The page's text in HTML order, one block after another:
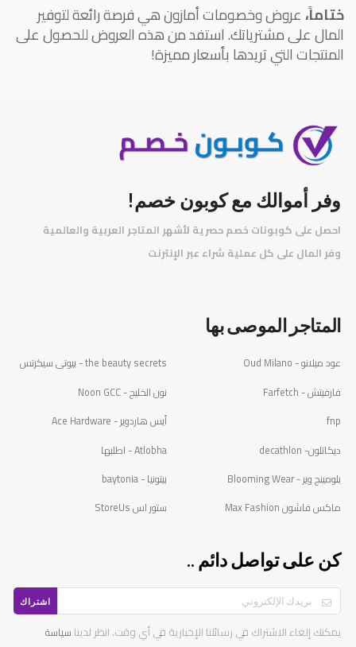
ختاماً،عروض وخصومات أمازون هي فرصة رائعة لتوفير
المال على مشترياتك. استفد من هذه العروض للحصول على
المنتجات التي تريدها بأسعار مميزة!
وفر أموالك مع كوبون خصم!
احصل على كوبونات خصم حصرية لأشهر المتاجر العربية والعالمية
وفر المال على كل عملية شراء عبر الإنترنت
المتاجر الموصى بها
عود ميلانو - Oud Milano
the beauty secrets - بيوتى سيكرتس
فارفيتش - Farfetch
نون الخليج - Noon GCC
fnp
أيس هاردوير - Ace Hardware
ديكاتلون- decathlon
Atlobha - اطلبها
بلومينج وير - Blooming Wear
بيتونيا - baytonia
ماكس فاشون Max Fashion
ستور اس StoreUs
كن على تواصل دائم ..
اشتراك
يمكنك إلغاء الاشتراك في رسائلنا الإخبارية في أي وقت. انظر لدينا سياسة